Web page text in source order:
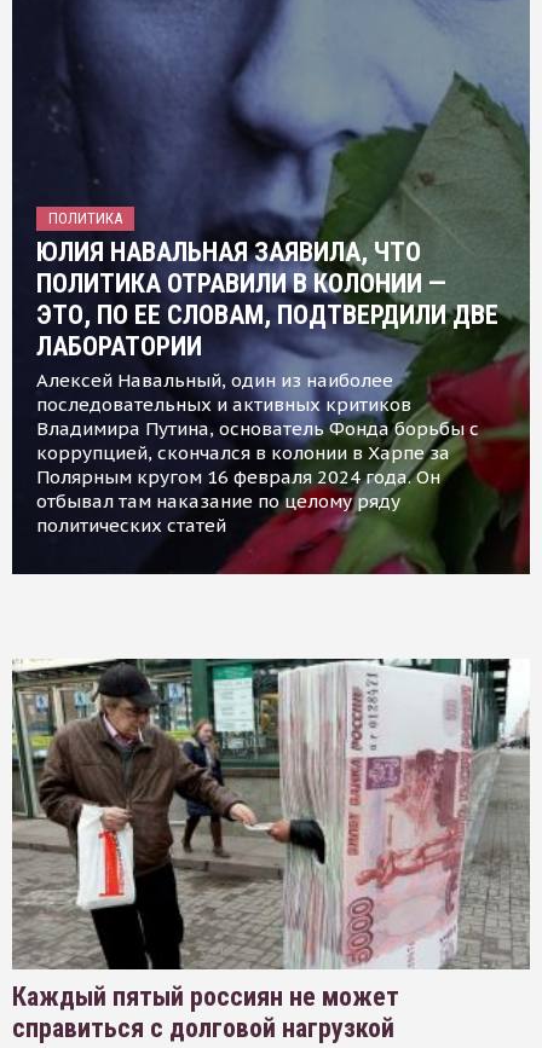
ПОЛИТИКА
ЮЛИЯ НАВАЛЬНАЯ ЗАЯВИЛА, ЧТО
ПОЛИТИКА ОТРАВИЛИ В КОЛОНИИ —
ЭТО, ПО ЕЕ СЛОВАМ, ПОДТВЕРДИЛИ ДВЕ
ЛАБОРАТОРИИ
Алексей Навальный, один из наиболее
последовательных и активных критиков
Владимира Путина, основатель Фонда борьбы с
коррупцией, скончался в колонии в Харпе за
Полярным кругом 16 февраля 2024 года. Он
отбывал там наказание по целому ряду
политических статей
Каждый пятый россиян не может
справиться с долговой нагрузкой